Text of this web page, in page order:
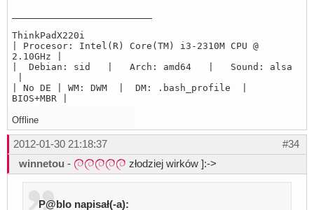
ThinkPadX220i
| Procesor: Intel(R) Core(TM) i3-2310M CPU @
2.10GHz |
| Debian: sid | Arch: amd64 | Sound: alsa
| No DE | WM: DWM | DM: .bash_profile |
BIOS+MBR |
Offline
#34
2012-01-30 21:18:37
winnetou - złodziej wirków ]:->
P@blo napisał(-a):